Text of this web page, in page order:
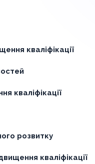
кваліфікації
кваліфікації
розвитку
кваліфікації